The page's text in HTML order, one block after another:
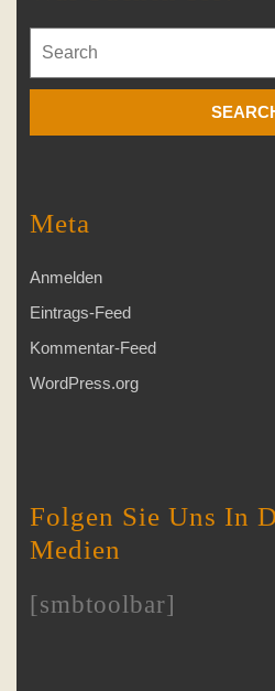
for:
Meta
Anmelden
Eintrags-Feed
Kommentar-Feed
WordPress.org
Folgen Sie Uns In
Medien
[smbtoolbar]